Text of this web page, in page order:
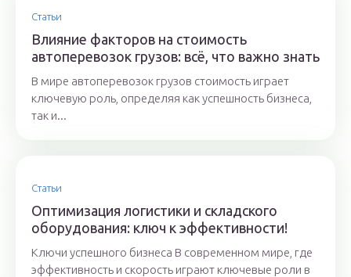
Статьи
Влияние факторов на стоимость
автоперевозок грузов: всё, что важно знать
В мире автоперевозок грузов стоимость играет
ключевую роль, определяя как успешность бизнеса,
так и...
Статьи
Оптимизация логистики и складского
оборудования: ключ к эффективности!
Ключи успешного бизнеса В современном мире, где
эффективность и скорость играют ключевые роли в